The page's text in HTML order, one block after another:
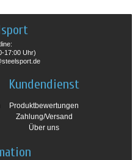
17:00 Uhr)
Kundendienst
Produktbewertungen
Zahlung/Versand
Über uns